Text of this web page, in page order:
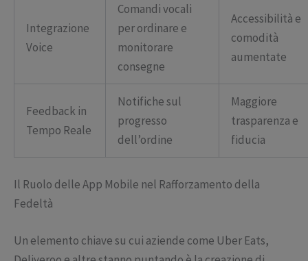
Integrazione
Voice
Comandi vocali
per ordinare e
monitorare
consegne
Accessibilità e
comodità
aumentate
Feedback in
Tempo Reale
Notifiche sul
progresso
dell’ordine
Maggiore
trasparenza e
fiducia
Il Ruolo delle App Mobile nel Rafforzamento della
Fedeltà
Un elemento chiave su cui aziende come Uber Eats,